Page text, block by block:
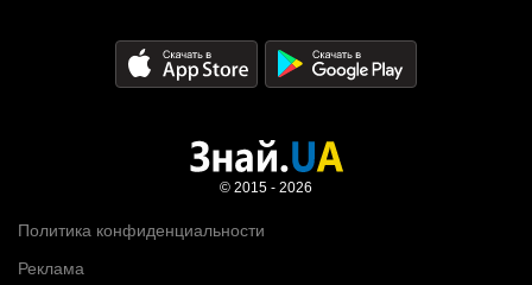
Политика конфиденциальности
Реклама
© 2015 - 2026